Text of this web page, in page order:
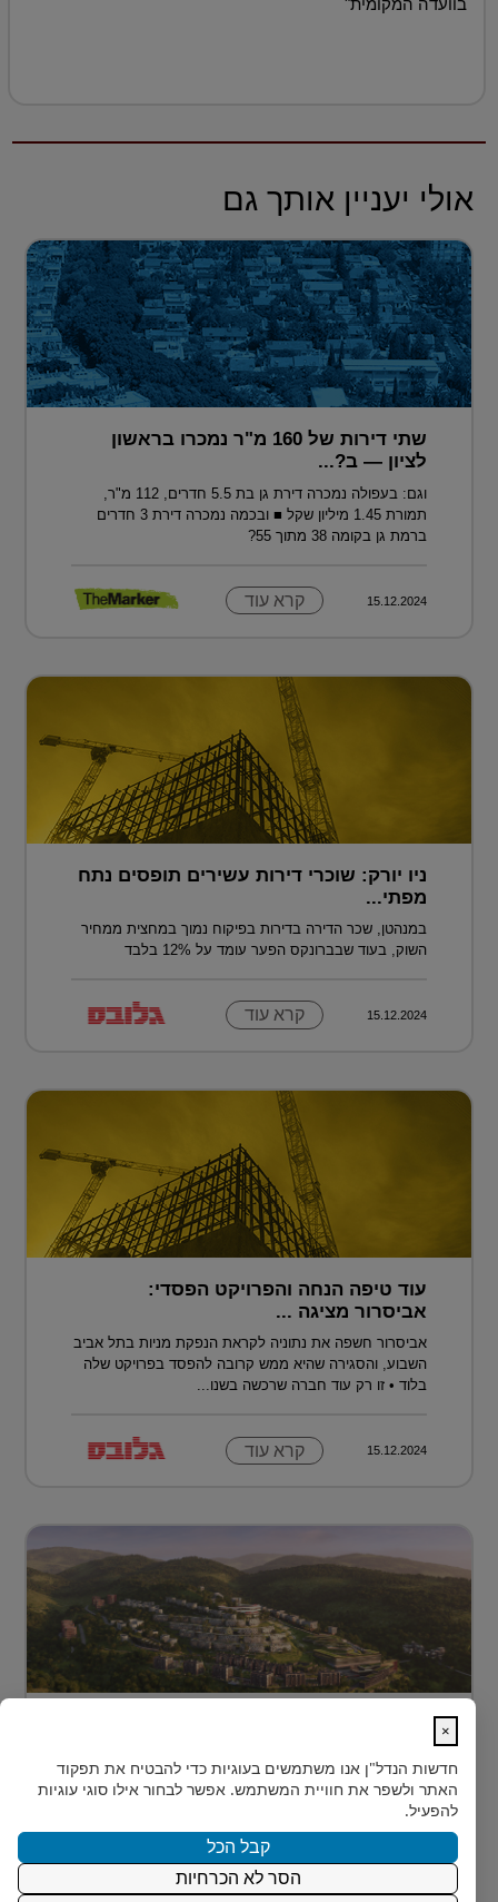
בוועדה המקומית"
אולי יעניין אותך גם
שתי דירות של 160 מ"ר נמכרו בראשון
לציון — ב?...
וגם: בעפולה נמכרה דירת גן בת 5.5 חדרים, 112 מ"ר,
תמורת 1.45 מיליון שקל ■ ובכמה נמכרה דירת 3 חדרים
ברמת גן בקומה 38 מתוך 55?
15.12.2024 קרא עוד
ניו יורק: שוכרי דירות עשירים תופסים נתח
מפתי...
במנהטן, שכר הדירה בדירות בפיקוח נמוך במחצית ממחיר
השוק, בעוד שבברונקס הפער עומד על 12% בלבד
15.12.2024 קרא עוד
עוד טיפה הנחה והפרויקט הפסדי:
אביסרור מציגה ...
אביסרור חשפה את נתוניה לקראת הנפקת מניות בתל אביב
השבוע, והסגירה שהיא ממש קרובה להפסד בפרויקט שלה
בלוד • זו רק עוד חברה שרכשה בשנו...
15.12.2024 קרא עוד
בלב טביליסי, בין השכונות המבוקשות Vake וSaburtalo, כ-2
ק"מ בלבד מהאוניברסיטה של העיר, מוקם TBILISI
ACRES - פ...
15.12.2024 קרא עוד
×
חדשות הנדל"ן אנו משתמשים בעוגיות כדי להבטיח את תפקוד
האתר ולשפר את חוויית המשתמש. אפשר לבחור אילו סוגי עוגיות
להפעיל.
קבל הכל
הסר לא הכרחיות